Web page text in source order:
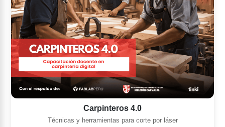
Carpinteros 4.0
Técnicas y herramientas para corte por láser